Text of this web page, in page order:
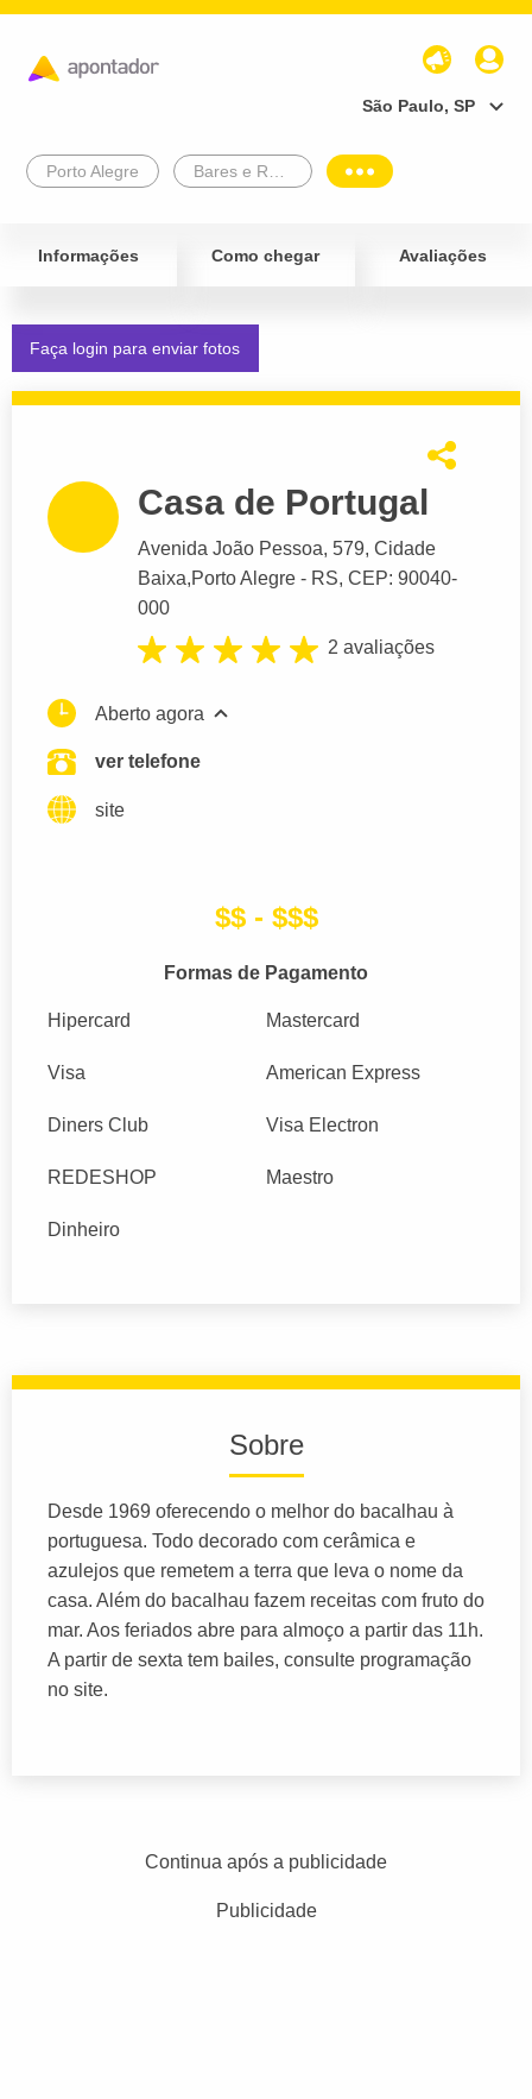
São Paulo, SP
Porto Alegre
Informações Como chegar Avaliações
Faça login para enviar fotos
Casa de Portugal
Avenida João Pessoa, 579, Cidade
Baixa,Porto Alegre - RS, CEP: 90040-
000
2 avaliações
Aberto agora
ver telefone
site
$$ - $$$
Formas de Pagamento
Hipercard Mastercard
Visa American Express
Diners Club Visa Electron
REDESHOP Maestro
Dinheiro
Sobre
Desde 1969 oferecendo o melhor do bacalhau à
portuguesa. Todo decorado com cerâmica e
azulejos que remetem a terra que leva o nome da
casa. Além do bacalhau fazem receitas com fruto do
mar. Aos feriados abre para almoço a partir das 11h.
A partir de sexta tem bailes, consulte programação
no site.
Continua após a publicidade
Publicidade